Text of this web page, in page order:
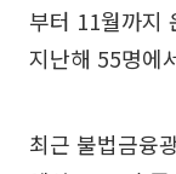
부터 11월까지
지난해 55명에
최근 불법금융